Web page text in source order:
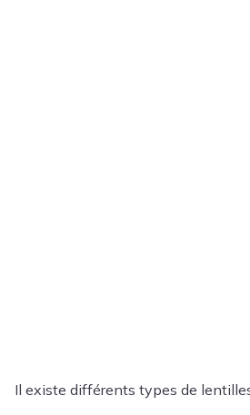
Il existe différents types de